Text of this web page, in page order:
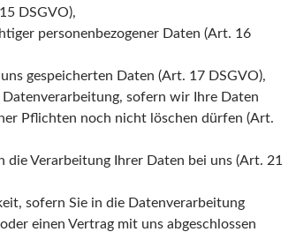
DSGVO),
personenbezogener Daten (Art. 16
gespeicherten Daten (Art. 17 DSGVO),
Datenverarbeitung, sofern wir Ihre Daten
Pflichten noch nicht löschen dürfen (Art.
die Verarbeitung Ihrer Daten bei uns (Art. 21
sofern Sie in die Datenverarbeitung
einen Vertrag mit uns abgeschlossen